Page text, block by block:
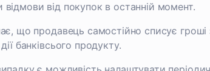
від покупок в останній момент.
що продавець самостійно списує
банківсього продукту.